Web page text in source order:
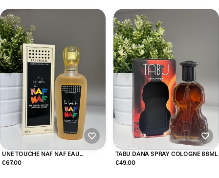
UNE TOUCHE NAF NAF EAU
FRAICHE 100ML
€67.00
TABU DANA SPRAY COLOGNE 88ML
€49.00